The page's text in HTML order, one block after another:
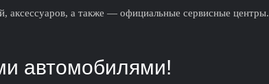
аксессуаров, а также — официальные сервисные центры.
автомобилями!